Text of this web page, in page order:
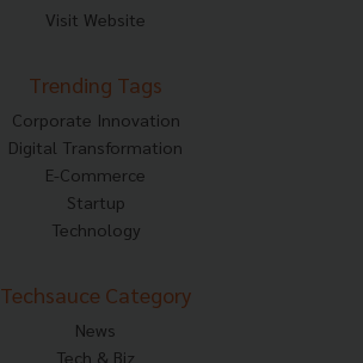
Visit Website
Trending Tags
Corporate Innovation
Digital Transformation
E-Commerce
Startup
Technology
Techsauce Category
News
Tech & Biz